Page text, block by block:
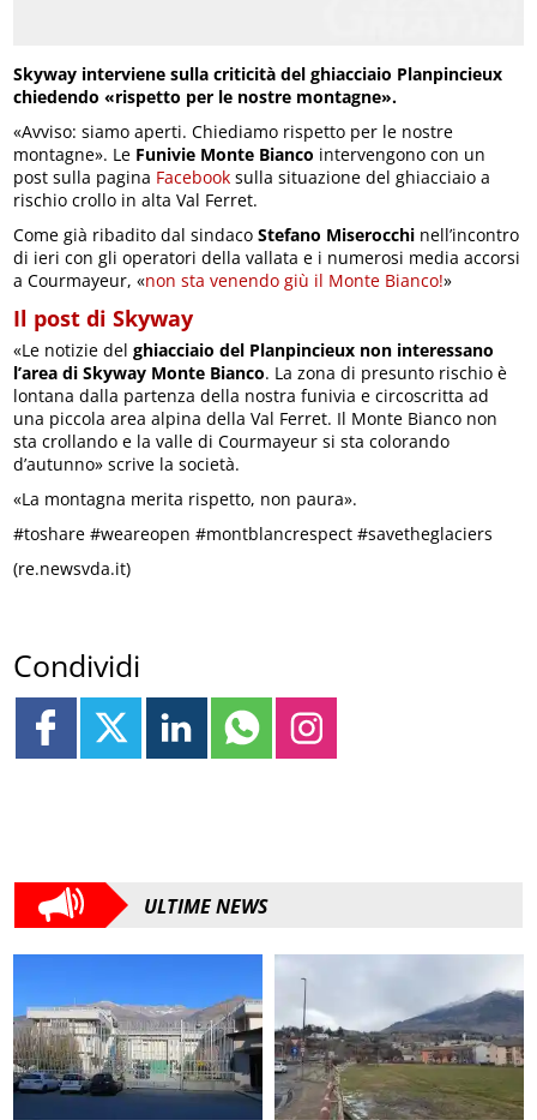
Skyway interviene sulla criticità del ghiacciaio Planpincieux
chiedendo «rispetto per le nostre montagne».
«Avviso: siamo aperti. Chiediamo rispetto per le nostre
montagne». Le Funivie Monte Bianco intervengono con un
post sulla pagina Facebook sulla situazione del ghiacciaio a
rischio crollo in alta Val Ferret.
Come già ribadito dal sindacoStefano Miserocchi nell’incontro
di ieri con gli operatori della vallata e i numerosi media accorsi
a Courmayeur, «non sta venendo giù il Monte Bianco!»
Il post di Skyway
«Le notizie delghiacciaio del Planpincieux non interessano
l’area di Skyway Monte Bianco. La zona di presunto rischio è
lontana dalla partenza della nostra funivia e circoscritta ad
una piccola area alpina della Val Ferret. Il Monte Bianco non
sta crollando e la valle di Courmayeur si sta colorando
d’autunno» scrive la società.
«La montagna merita rispetto, non paura».
#toshare #weareopen #montblancrespect #savetheglaciers
(re.newsvda.it)
Condividi
ULTIME NEWS